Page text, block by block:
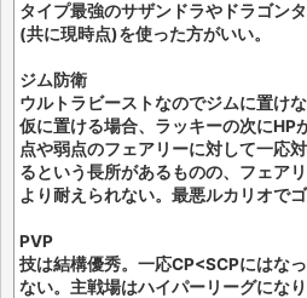
タイプ最強のサザンドラやドラゴン
(共に現時点)を使った方がいい。
ジム防衛
ウルトラビーストなのでジムに置けな
仮に置ける場合、ラッキーの次にHP
点や弱点のフェアリーに対して一応
るという長所があるものの、フェア
より耐えられない。最悪ルカリオでゴ
PVP
技は結構優秀。一応CP<SCPにはな
ない。主戦場はハイパーリーグにな